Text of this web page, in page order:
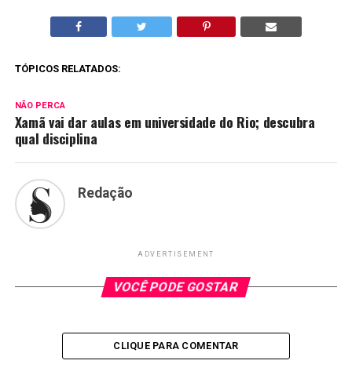
TÓPICOS RELATADOS:
NÃO PERCA
Xamã vai dar aulas em universidade do Rio; descubra
qual disciplina
Redação
ADVERTISEMENT
VOCÊ PODE GOSTAR
CLIQUE PARA COMENTAR